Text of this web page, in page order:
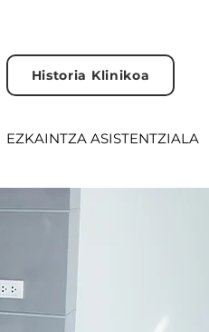
Historia Klinikoa
EZKAINTZA ASISTENTZIALA